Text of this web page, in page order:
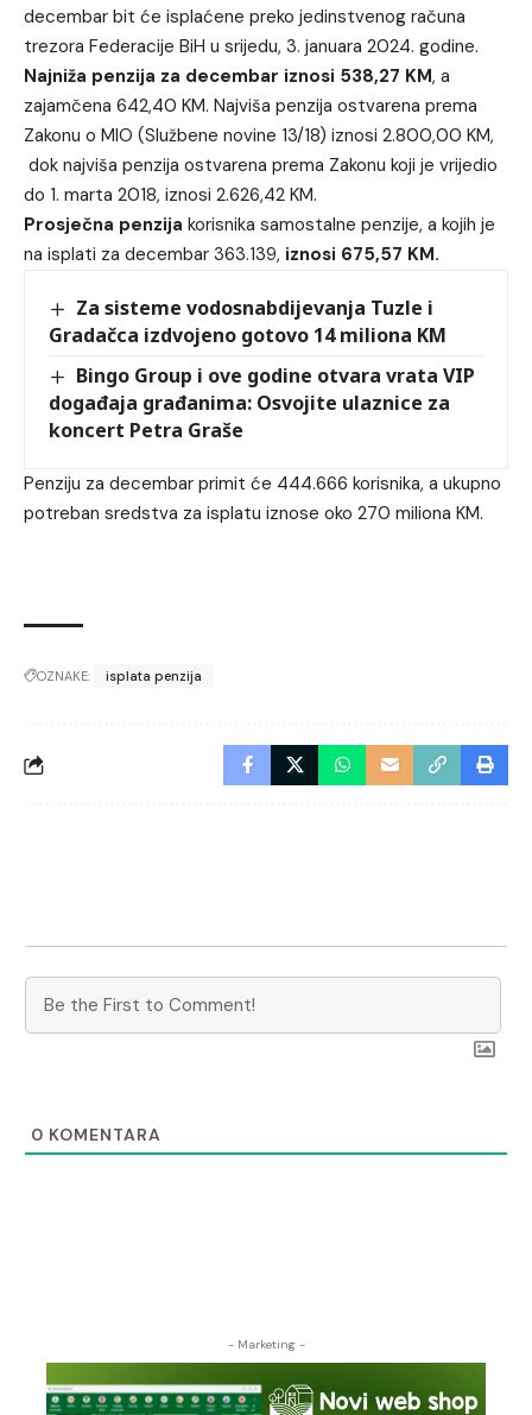
decembar bit će isplaćene preko jedinstvenog računa
trezora Federacije BiH u srijedu, 3. januara 2024. godine.
Najniža penzija za decembar iznosi 538,27 KM, a
zajamčena 642,40 KM. Najviša penzija ostvarena prema
Zakonu o MIO (Službene novine 13/18) iznosi 2.800,00 KM,
dok najviša penzija ostvarena prema Zakonu koji je vrijedio
do 1. marta 2018, iznosi 2.626,42 KM.
Prosječna penzija korisnika samostalne penzije, a kojih je
na isplati za decembar 363.139, iznosi 675,57 KM.
Za sisteme vodosnabdijevanja Tuzle i
Gradačca izdvojeno gotovo 14 miliona KM
Bingo Group i ove godine otvara vrata VIP
događaja građanima: Osvojite ulaznice za
koncert Petra Graše
Penziju za decembar primit će 444.666 korisnika, a ukupno
potreban sredstva za isplatu iznose oko 270 miliona KM.
OZNAKE: isplata penzija
0 KOMENTARA
- Marketing -